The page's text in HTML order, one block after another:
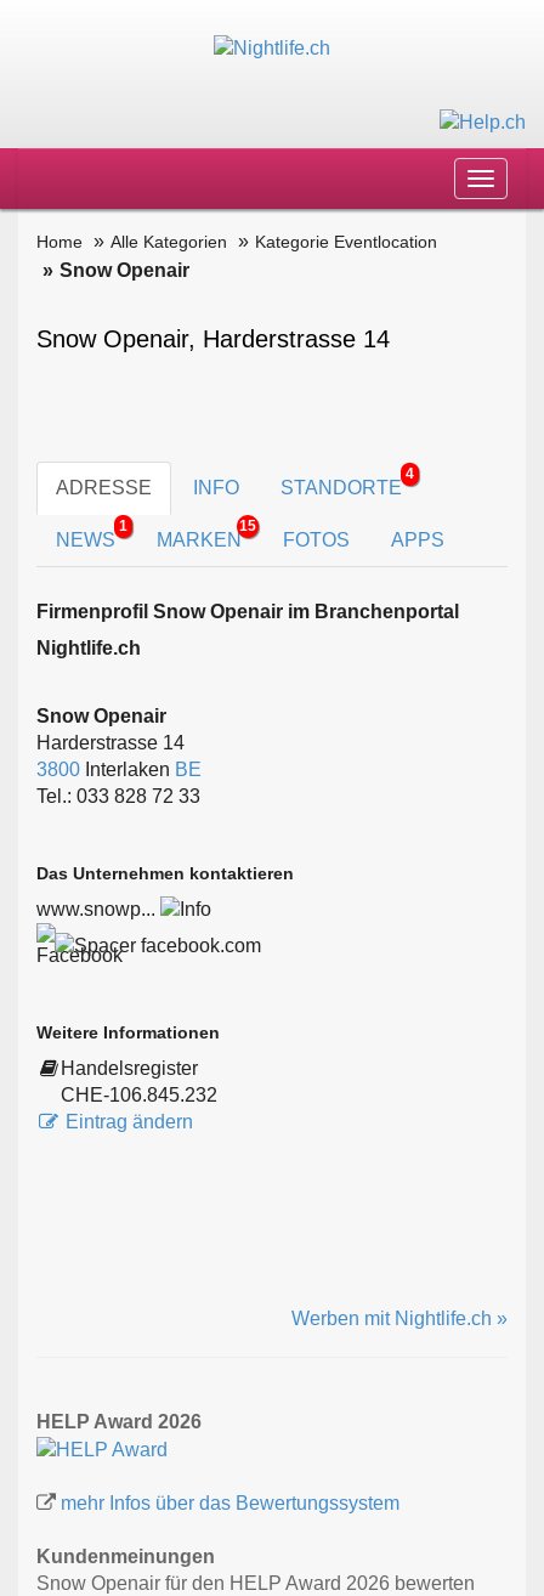
Toggle
Home Alle Kategorien Kategorie Eventlocation
Snow Openair
Snow Openair, Harderstrasse 14
ADRESSE INFO STANDORTE
4
NEWS
1
MARKEN
15
FOTOS APPS
Firmen­profil Snow Openair im Branchen­portal
Nightlife.ch
Snow Openair
Harderstrasse 14
3800 Interlaken BE
Tel.: 033 828 72 33
Das Unternehmen kontaktieren
www.snowp...
facebook.com
Weitere Informationen
Handelsregister
CHE-106.845.232
Eintrag ändern
Werben mit Nightlife.ch »
HELP Award 2026
mehr Infos über das Bewertungssystem
Kundenmeinungen
Snow Openair für den HELP Award 2026 bewerten